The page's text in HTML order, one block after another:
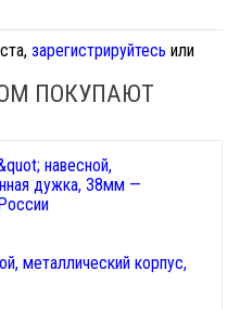
зарегистрируйтесь или
ПОКУПАЮТ
металлический корпус,